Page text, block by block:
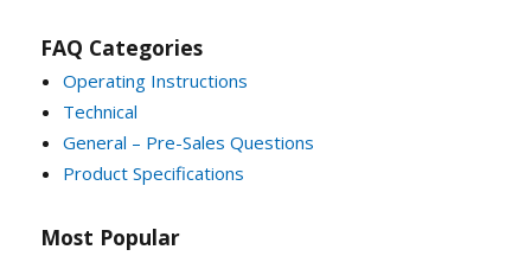
FAQ Categories
Operating Instructions
Technical
General – Pre-Sales Questions
Product Specifications
Most Popular